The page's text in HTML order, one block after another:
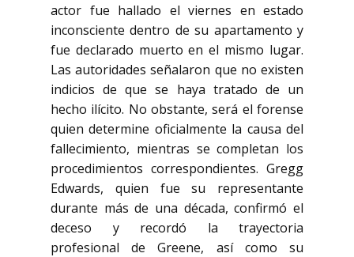
actor fue hallado el viernes en estado
inconsciente dentro de su apartamento y
fue declarado muerto en el mismo lugar.
Las autoridades señalaron que no existen
indicios de que se haya tratado de un
hecho ilícito. No obstante, será el forense
quien determine oficialmente la causa del
fallecimiento, mientras se completan los
procedimientos correspondientes. Gregg
Edwards, quien fue su representante
durante más de una década, confirmó el
deceso y recordó la trayectoria
profesional de Greene, así como su